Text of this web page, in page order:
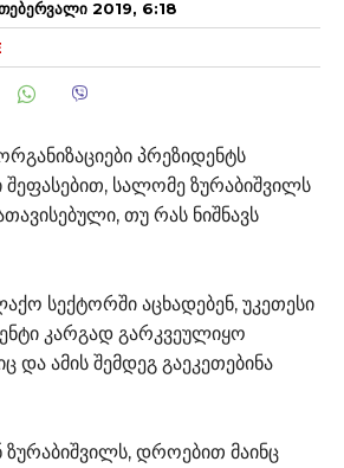
2019, 6:18
პრეზიდენტს
შეფასებით, სალომე ზურაბიშვილს
თუ რას ნიშნავს
სექტორში აცხადებენ, უკეთესი
კარგად გარკვეულიყო
და ამის შემდეგ გაეკეთებინა
ზურაბიშვილს, დროებით მაინც